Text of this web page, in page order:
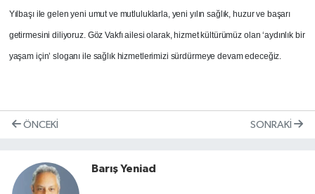
Yılbaşı ile gelen yeni umut ve mutluluklarla, yeni yılın sağlık, huzur ve başarı
getirmesini diliyoruz. Göz Vakfı ailesi olarak, hizmet kültürümüz olan ‘aydınlık bir
yaşam için’ sloganı ile sağlık hizmetlerimizi sürdürmeye devam edeceğiz.
ÖNCEKI SONRAKI
Barış Yeniad